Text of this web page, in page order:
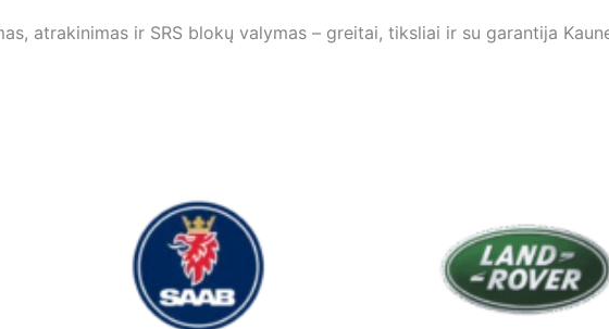
atrakinimas ir SRS blokų valymas – greitai, tiksliai ir su garantija